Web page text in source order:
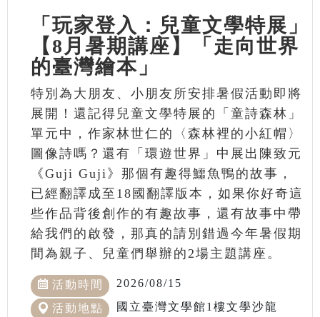
「玩家登入：兒童文學特展」
【8月暑期講座】「走向世界
的臺灣繪本」
特別為大朋友、小朋友所安排暑假活動即將
展開！還記得兒童文學特展的「童詩森林」
單元中，作家林世仁的〈森林裡的小紅帽〉
圖像詩嗎？還有「環遊世界」中展出陳致元
《Guji Guji》那個有趣得鱷魚鴨的故事，
已經翻譯成至18國翻譯版本，如果你好奇這
些作品背後創作的有趣故事，還有故事中帶
給我們的啟發，那真的請別錯過今年暑假期
間為親子、兒童們舉辦的2場主題講座。
活動時間 2026/08/15
活動地點 國立臺灣文學館1樓文學沙龍